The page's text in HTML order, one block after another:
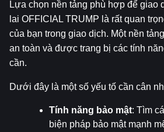
Lựa chọn nền tảng phù hợp để giao
lai OFFICIAL TRUMP là rất quan
của bạn trong giao dịch. Một nền
an toàn và được trang bị các tính
cần.
Dưới đây là một số yếu tố cần cân
Tính năng bảo mật: Tìm
biện pháp bảo mật mạnh